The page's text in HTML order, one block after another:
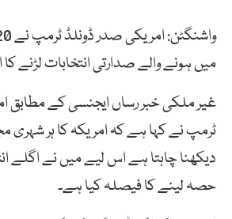
میں ہونے والے صدارتی انتخابات لڑنے
غیر ملکی خبر رساں ایجنسی کے مطابق
ٹرمپ نے کہا ہے کہ امریکہ کا ہر شہری
دیکھنا چاہتا ہے اس لیے میں نے اگلے
حصہ لینے کا فیصلہ کیا ہے۔